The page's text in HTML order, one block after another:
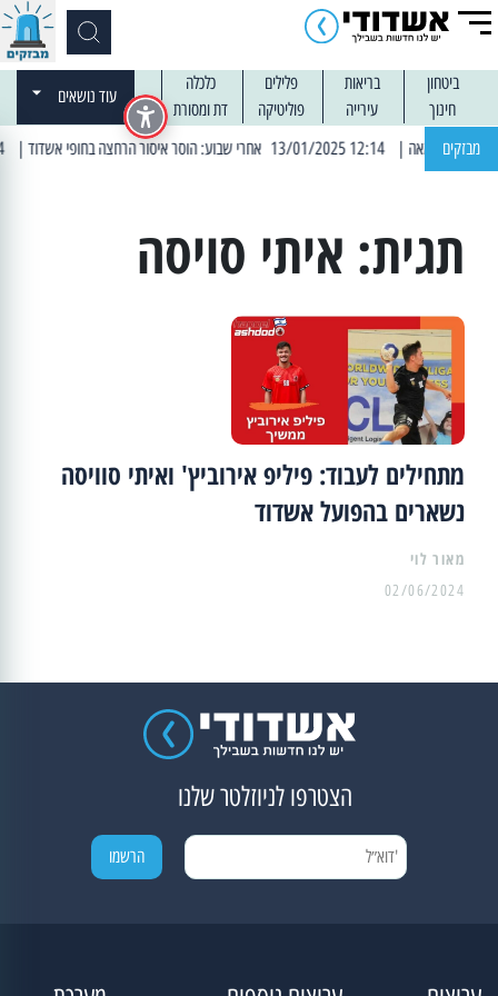
ביטחון בריאות פלילים
כלכלה
חינוך
עירייה פוליטיקה דת ומסורת
עוד נושאים
מבזקים | 12:14 13/01/2025 אחרי שבוע: הוסר איסור הרחצה בחופי אשדוד | 13:04 14/01/2025 עובדים בלילות: עבודות קרצוף וריבוד אספלט
תגית: איתי סויסה
מתחילים לעבוד: פיליפ אירוביץ' ואיתי סוויסה
נשארים בהפועל אשדוד
מאור לוי
02/06/2024
הצטרפו לניוזלטר שלנו